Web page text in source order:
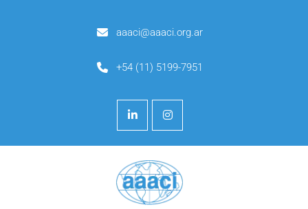
aaaci@aaaci.org.ar
+54 (11) 5199-7951